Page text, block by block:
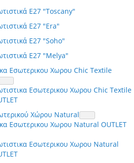
E27 "Toscany"
E27 "Era"
E27 "Soho"
E27 "Melya"
Εσωτερικου Χωρου Chic Textile
Εσωτερικου Χωρου Chic Textile
Χώρου Natural
Εσωτερικου Χωρου Natural OUTLET
Εσωτερικου Χωρου Natural